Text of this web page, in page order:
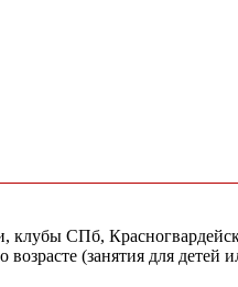
клубы СПб,
(занятия для детей